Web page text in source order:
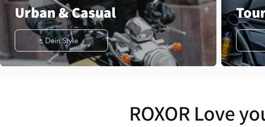
Urban & Casual
Dein Style
ROXOR Love